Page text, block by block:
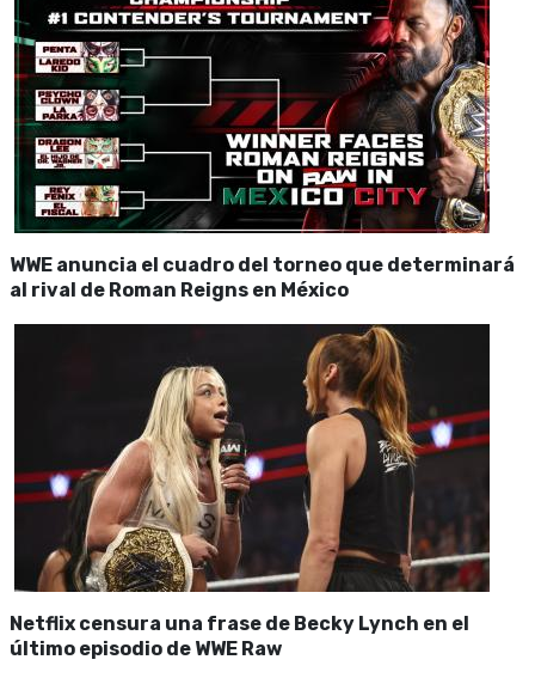
WWE anuncia el cuadro del torneo que determinará
al rival de Roman Reigns en México
Netflix censura una frase de Becky Lynch en el
último episodio de WWE Raw